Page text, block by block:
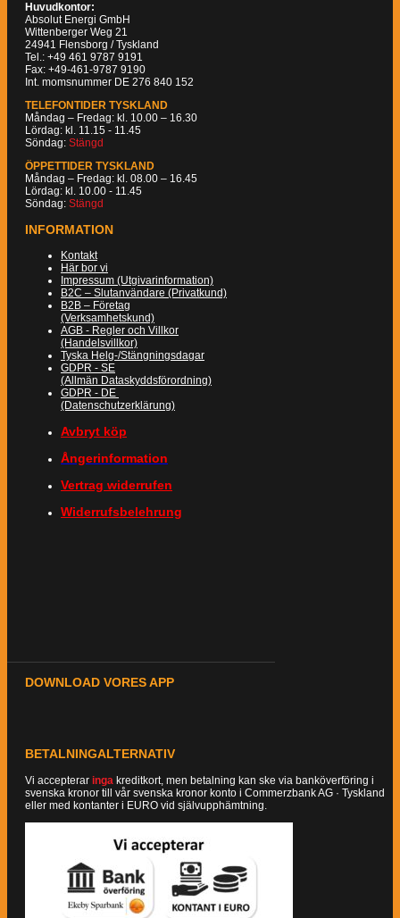
Huvudkontor:
Absolut Energi GmbH
Wittenberger Weg 21
24941 Flensborg / Tyskland
Tel.: +49 461 9787 9191
Fax: +49-461-9787 9190
Int. momsnummer DE 276 840 152
TELEFONTIDER TYSKLAND
Måndag – Fredag: kl. 10.00 – 16.30
Lördag: kl. 11.15 - 11.45
Söndag: Stängd
ÖPPETTIDER TYSKLAND
Måndag – Fredag: kl. 08.00 – 16.45
Lördag: kl. 10.00 - 11.45
Söndag: Stängd
INFORMATION
Kontakt
Här bor vi
Impressum (Utgivarinformation)
B2C – Slutanvändare (Privatkund)
B2B – Företag
(Verksamhetskund)
AGB - Regler och Villkor
(Handelsvillkor)
Tyska Helg-/Stängningsdagar
GDPR - SE
(Allmän Dataskyddsförordning)
GDPR - DE
(Datenschutzerklärung)
Avbryt köp
Ångerinformation
Vertrag widerrufen
Widerrufsbelehrung
DOWNLOAD VORES APP
BETALNINGALTERNATIV
Vi accepterar inga kreditkort, men betalning kan ske via banköverföring i
svenska kronor till vår svenska kronor konto i Commerzbank AG · Tyskland
eller med kontanter i EURO vid självupphämtning.